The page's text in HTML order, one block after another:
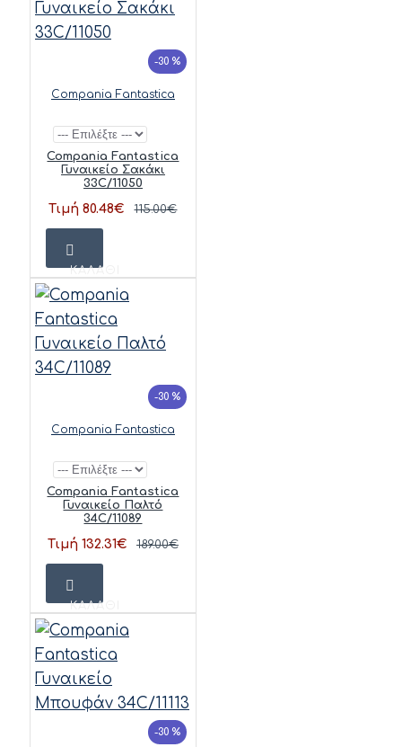
-30 %
Compania Fantastica
Compania Fantastica
Γυναικείο Σακάκι
33C/11050
Τιμή 80.48€ 115.00€
ΚΑΛΆΘΙ
-30 %
Compania Fantastica
Compania Fantastica
Γυναικείο Παλτό
34C/11089
Τιμή 132.31€ 189.00€
ΚΑΛΆΘΙ
-30 %